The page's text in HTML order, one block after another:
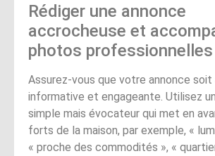
Rédiger une annonce
accrocheuse et
photos professionnelles
Assurez-vous que votre annonce soit
informative et engageante. Utilisez
simple mais évocateur qui met en
forts de la maison, par exemple, «
« proche des commodités », «